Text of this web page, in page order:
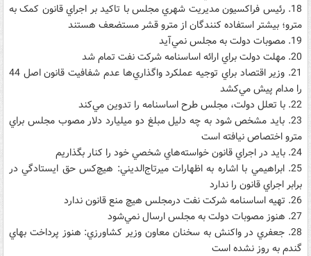
18. رئيس فراکسيون مديريت شهري مجلس با تاکيد بر اجراي قانون کمک به
مترو؛ بيشتر استفاده کنندگان از مترو قشر مستضعف هستند
19. مصوبات دولت به مجلس نمي‌آيد
20. مهلت دولت براي ارائه اساسنامه شرکت نفت تمام شد
21. وزير اقتصاد براي توجيه عملکرد واگذاري‌ها عدم شفافيت قانون اصل 44
را مدام پيش مي‌کشد
22. با تعلل دولت، مجلس طرح اساسنامه را تدوين مي‌کند
23. بايد مشخص شود به چه دليل مبلغ دو ميليارد دلار مصوب مجلس براي
مترو اختصاص نيافته است
24. بايد در اجراي قانون خواسته‌هاي شخصي خود را کنار بگذاريم
25. ابراهيمي با اشاره به اظهارات ميرتاج‌الديني: هيچ‌کس حق ايستادگي در
برابر اجراي قانون را ندارد
26. تهيه اساسنامه شرکت نفت درمجلس هيچ منع قانون ندارد
27. هنوز مصوبات دولت به مجلس ارسال نمي‌شود
28. جعفري در واکنش به سخنان معاون وزير کشاورزي: هنوز پرداخت بهاي
گندم به روز نشده است